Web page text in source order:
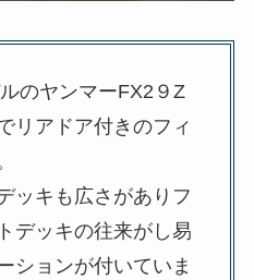
のヤンマーFX2９Z
リアドア付きのフィ
ッキも広さがありフ
デッキの往来がし易
ションが付いていま